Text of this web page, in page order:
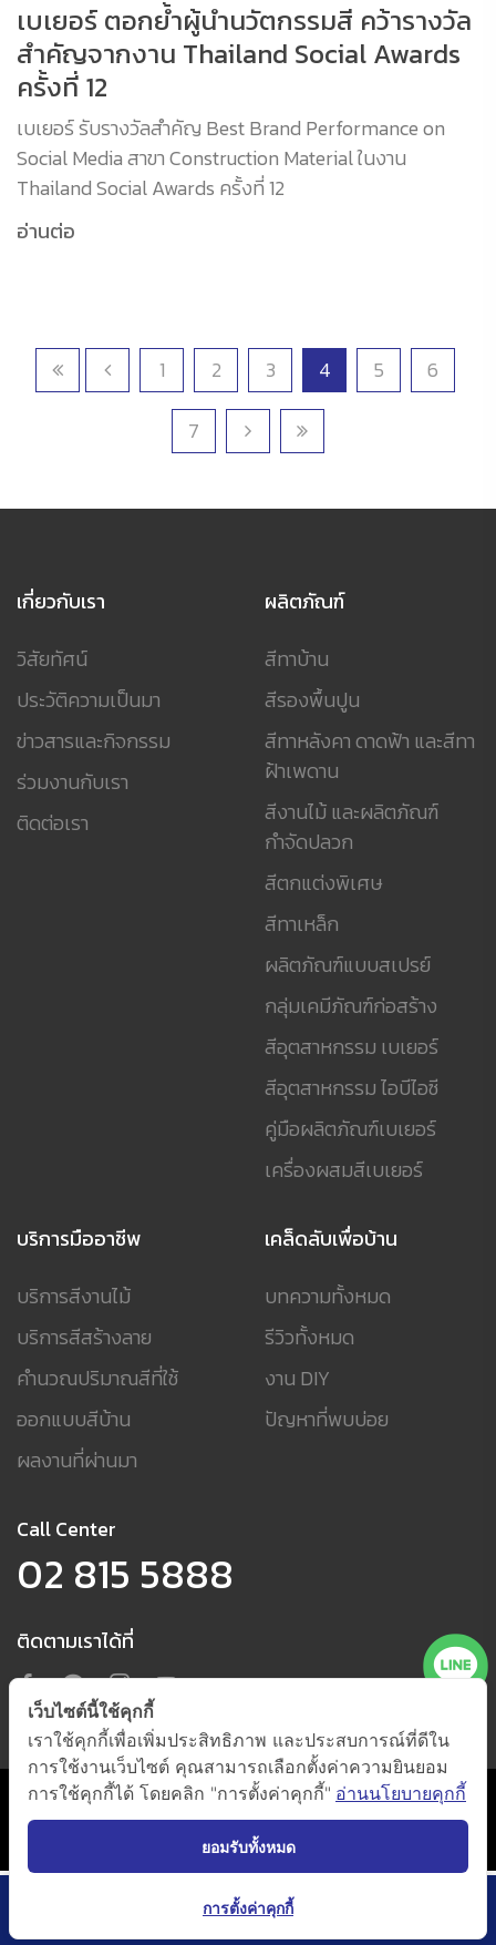
เบเยอร์ ตอกย้ำผู้นำนวัตกรรมสี คว้ารางวัล
สำคัญจากงาน Thailand Social Awards
ครั้งที่ 12
เบเยอร์ รับรางวัลสำคัญ Best Brand Performance on
Social Media สาขา Construction Material ในงาน
Thailand Social Awards ครั้งที่ 12
อ่านต่อ
1 2 3 4 5 6
7
เกี่ยวกับเรา
วิสัยทัศน์
ประวัติความเป็นมา
ข่าวสารและกิจกรรม
ร่วมงานกับเรา
ติดต่อเรา
ผลิตภัณฑ์
สีทาบ้าน
สีรองพื้นปูน
สีทาหลังคา ดาดฟ้า และสีทา
ฝ้าเพดาน
สีงานไม้ และผลิตภัณฑ์
กำจัดปลวก
สีตกแต่งพิเศษ
สีทาเหล็ก
ผลิตภัณฑ์แบบสเปรย์
กลุ่มเคมีภัณฑ์ก่อสร้าง
สีอุตสาหกรรม เบเยอร์
สีอุตสาหกรรม ไอบีไอซี
คู่มือผลิตภัณฑ์เบเยอร์
เครื่องผสมสีเบเยอร์
บริการมืออาชีพ
บริการสีงานไม้
บริการสีสร้างลาย
คำนวณปริมาณสีที่ใช้
ออกแบบสีบ้าน
ผลงานที่ผ่านมา
เคล็ดลับเพื่อบ้าน
บทความทั้งหมด
รีวิวทั้งหมด
งาน DIY
ปัญหาที่พบบ่อย
Call Center
02 815 5888
ติดตามเราได้ที่
นโยบายการใช้คุกกี้ และนโยบายความเป็นส่วนตัว @ 2021 by
เว็บไซต์นี้ใช้คุกกี้
เราใช้คุกกี้เพื่อเพิ่มประสิทธิภาพ และประสบการณ์ที่ดีใน
การใช้งานเว็บไซต์ คุณสามารถเลือกตั้งค่าความยินยอม
การใช้คุกกี้ได้ โดยคลิก "การตั้งค่าคุกกี้" อ่านนโยบายคุกกี้
ยอมรับทั้งหมด
การตั้งค่าคุกกี้